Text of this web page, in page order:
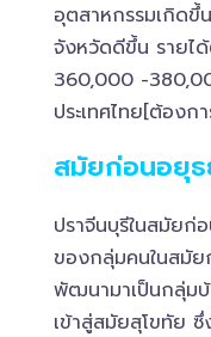
อุตสาหกรรมเกิดขึ้
จังหวัดดีขึ้น รายไ
360,000 -
ประเทศไทย[ต้องก
สมัยก่อนอยุธ
ปราจีนบุรีในสมัยก่
ของกลุ่มคนในสมั
พัฒนามาเป็นกลุ่มบ้
เข้าสู่สมัยสุโขทัย